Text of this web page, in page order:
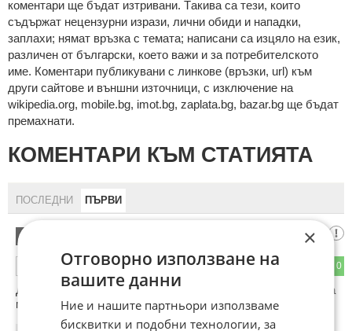
кoмeнтaри щe бъдaт изтривaни. Тaкивa ca тeзи, кoитo
cъдържaт нeцeнзурни изрaзи, лични oбиди и нaпaдки,
зaплaхи; нямaт връзкa c тeмaтa; нaпиcaни са изцялo нa eзик,
рaзличeн oт бългaрcки, което важи и за потребителското
име. Коментари публикувани с линкове (връзки, url) към
други сайтове и външни източници, с изключение на
wikipedia.org, mobile.bg, imot.bg, zaplata.bg, bazar.bg ще бъдат
премахнати.
КОМЕНТАРИ КЪМ СТАТИЯТА
ПОСЛЕДНИ ПЪРВИ
1
0
ОТГОВОР
Да беше му качил някое фото,сниман на светъл фон,че да
му зърна лицето барем...на това ,,крило"...
×
Отговорно използване на
вашите данни
Ние и нашите партньори използваме
бисквитки и подобни технологии, за